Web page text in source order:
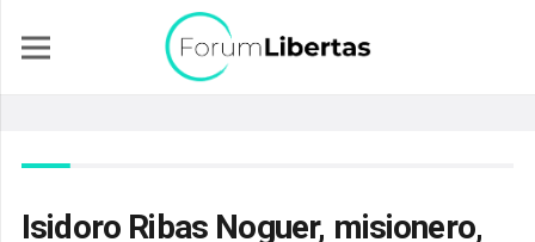
Isidoro Ribas Noguer, misionero,